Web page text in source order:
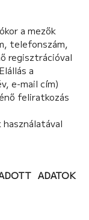
a mezők
telefonszám,
regisztrációval
a
e-mail cím)
feliratkozás
használatával
ADATOK